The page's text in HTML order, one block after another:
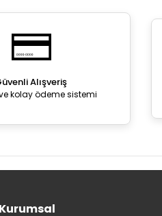
Alışveriş
kolay ödeme sistemi
Kurumsal